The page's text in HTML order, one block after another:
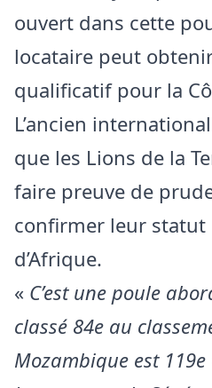
ouvert dans cette
locataire peut
qualificatif pour la
L’ancien
que les Lions de la
faire preuve de
confirmer leur statut
d’Afrique.
« C’est une poule
classé 84e au
Mozambique est